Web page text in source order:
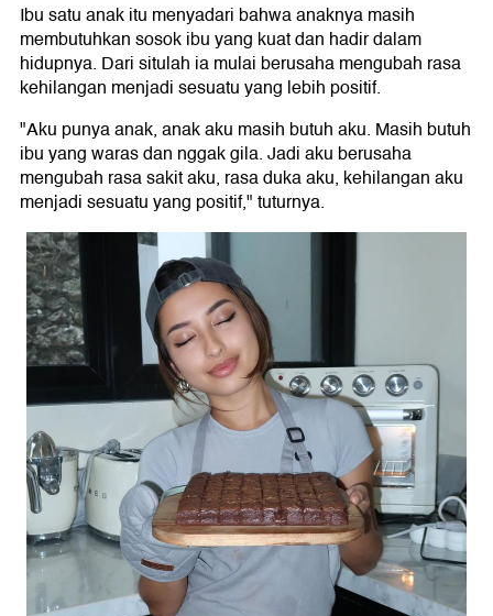
Ibu satu anak itu menyadari bahwa anaknya masih
membutuhkan sosok ibu yang kuat dan hadir dalam
hidupnya. Dari situlah ia mulai berusaha mengubah rasa
kehilangan menjadi sesuatu yang lebih positif.
"Aku punya anak, anak aku masih butuh aku. Masih butuh
ibu yang waras dan nggak gila. Jadi aku berusaha
mengubah rasa sakit aku, rasa duka aku, kehilangan aku
menjadi sesuatu yang positif," tuturnya.